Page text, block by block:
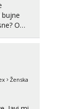
O
Ženska